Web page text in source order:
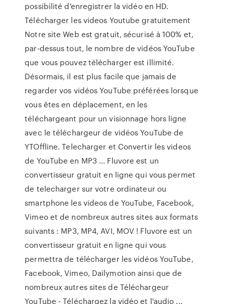
possibilité d'enregistrer la vidéo en HD.
Télécharger les videos Youtube gratuitement
Notre site Web est gratuit, sécurisé à 100% et,
par-dessus tout, le nombre de vidéos YouTube
que vous pouvez télécharger est illimité.
Désormais, il est plus facile que jamais de
regarder vos vidéos YouTube préférées lorsque
vous êtes en déplacement, en les
téléchargeant pour un visionnage hors ligne
avec le téléchargeur de vidéos YouTube de
YTOffline. Telecharger et Convertir les videos
de YouTube en MP3 ... Fluvore est un
convertisseur gratuit en ligne qui vous permet
de telecharger sur votre ordinateur ou
smartphone les videos de YouTube, Facebook,
Vimeo et de nombreux autres sites aux formats
suivants : MP3, MP4, AVI, MOV ! Fluvore est un
convertisseur gratuit en ligne qui vous
permettra de télécharger les vidéos YouTube,
Facebook, Vimeo, Dailymotion ainsi que de
nombreux autres sites de Téléchargeur
YouTube - Téléchargez la vidéo et l'audio ...